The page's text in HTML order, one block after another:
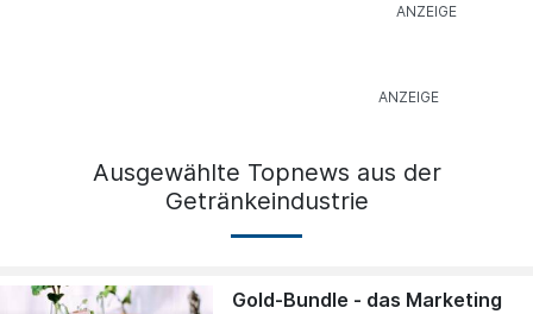
Ausgewählte Topnews aus der
Getränkeindustrie
Gold-Bundle - das Marketing